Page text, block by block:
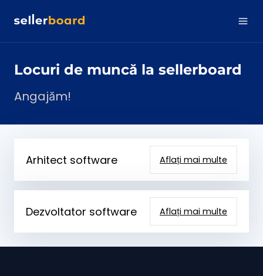
Locuri de muncă la sellerboard
Angajăm!
Arhitect software Aflați mai multe
Dezvoltator software Aflați mai multe